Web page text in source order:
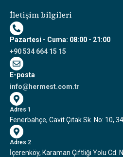
İletişim bilgileri
Pazartesi - Cuma: 08:00 - 21:00
+90 534 664 15 15
E-posta
info@hermest.com.tr
Adres 1
Fenerbahçe, Cavit Çıtak Sk. No: 10,
Adres 2
İçerenköy, Karaman Çiftliği Yolu Cd.